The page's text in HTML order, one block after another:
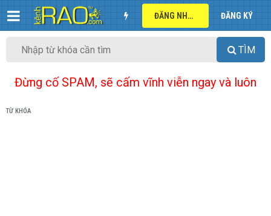
ĐĂNG NHẬP ĐĂNG KÝ
TÌM
Đừng cố SPAM, sẽ cấm vĩnh viễn ngay và luôn
TỪ KHÓA